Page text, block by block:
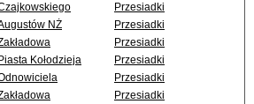
Przesiadki
NŻ
Przesiadki
Przesiadki
Piasta Kołodzieja
Przesiadki
Przesiadki
Przesiadki